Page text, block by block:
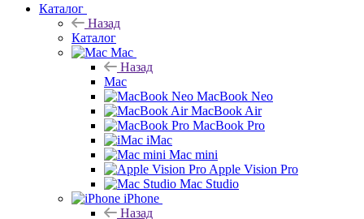
Каталог
Назад
Каталог
Mac
Назад
Mac
MacBook Neo
MacBook Air
MacBook Pro
iMac
Mac mini
Apple Vision Pro
Mac Studio
iPhone
Назад